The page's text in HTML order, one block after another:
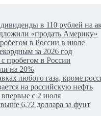
в 110 рублей на
«продать Америку»
в России в июле
за 2026 год
пробегом в России
на 20%
любого газа, кроме
на российскую нефть
с 2 июля
6,72 доллара за фунт